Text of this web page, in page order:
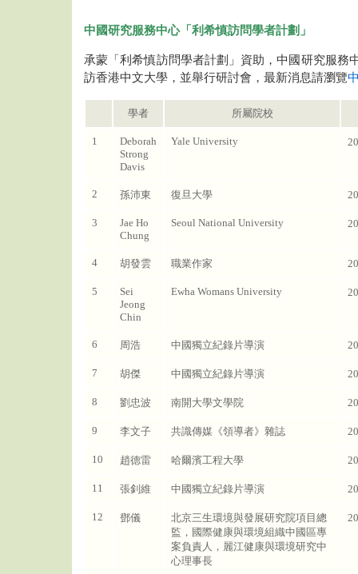
中國研究服務中心「利希慎訪問學者計劃」
承蒙「利希慎訪問學者計劃」資助，中國研究服務
訪香港中文大學，並舉行研討會，最新消息請瀏覽
學者 所屬院校
1
Deborah
Strong
Davis
Yale University
2 孫沛東 復旦大學
3
Jae Ho
Chung
Seoul National University
4 胡發雲 職業作家
5
Sei
Jeong
Chin
Ewha Womans University
6 周浩 中國獨立紀錄片導演
7 胡傑 中國獨立紀錄片導演
8 劉忠波 南開大學文學院
9 李文子 共識傳媒《領導者》雜誌
10 趙德雷 哈爾濱工程大學
11 張釗維 中國獨立紀錄片導演
12 鄧儀
北京三生環境與發展研究院項目總
監，國際健康與環境組織中國區專
案負責人，麗江健康與環境研究中
心理事長